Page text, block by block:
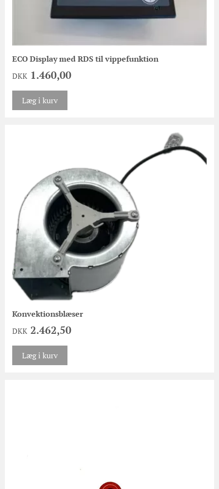
ECO Display med RDS til vippefunktion
DKK 1.460,00
Læg i kurv
Konvektionsblæser
DKK 2.462,50
Læg i kurv